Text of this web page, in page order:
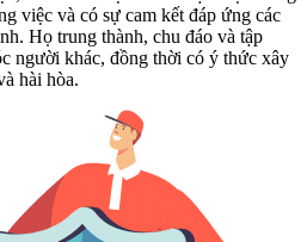
việc và có sự cam kết đáp ứng các
Họ trung thành, chu đáo và tập
người khác, đồng thời có ý thức xây
hài hòa.